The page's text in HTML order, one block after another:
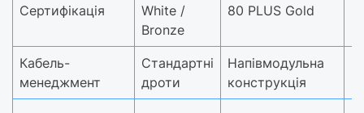
Сертифікація
White /
Bronze
80 PLUS Gold
Кабель-
менеджмент
Стандартні
дроти
Напівмодульна
конструкція